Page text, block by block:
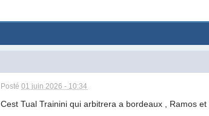
Posté01 juin 2026 - 10:34
Cest Tual Trainini qui arbitrera a bordeaux , Ramos